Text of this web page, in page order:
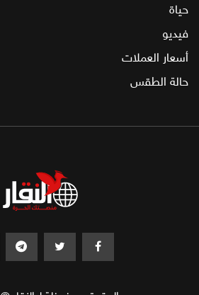
حياة
فيديو
أسعار العملات
حالة الطقس